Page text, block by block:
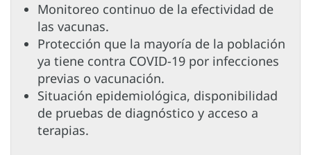
Monitoreo continuo de la efectividad de
las vacunas.
Protección que la mayoría de la población
ya tiene contra COVID-19 por infecciones
previas o vacunación.
Situación epidemiológica, disponibilidad
de pruebas de diagnóstico y acceso a
terapias.